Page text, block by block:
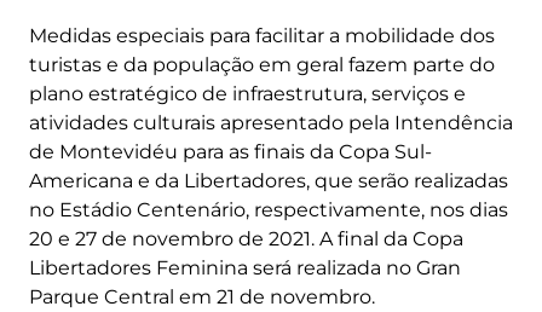
Medidas especiais para facilitar a mobilidade dos
turistas e da população em geral fazem parte do
plano estratégico de infraestrutura, serviços e
atividades culturais apresentado pela Intendência
de Montevidéu para as finais da Copa Sul-
Americana e da Libertadores, que serão realizadas
no Estádio Centenário, respectivamente, nos dias
20 e 27 de novembro de 2021. A final da Copa
Libertadores Feminina será realizada no Gran
Parque Central em 21 de novembro.